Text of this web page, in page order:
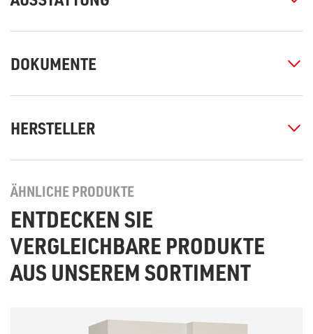
DOKUMENTE
HERSTELLER
ÄHNLICHE PRODUKTE
ENTDECKEN SIE
VERGLEICHBARE PRODUKTE
AUS UNSEREM SORTIMENT